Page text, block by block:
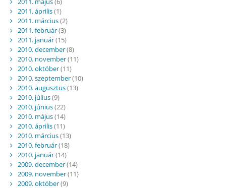
2011. április(1)
2011. március(2)
2011. február(3)
2011. január(15)
2010. december(8)
2010. november(11)
2010. október(11)
2010. szeptember(10)
2010. augusztus(13)
2010. július(9)
2010. június(22)
2010. május(14)
2010. április(11)
2010. március(13)
2010. február(18)
2010. január(14)
2009. december(14)
2009. november(11)
2009. október(9)